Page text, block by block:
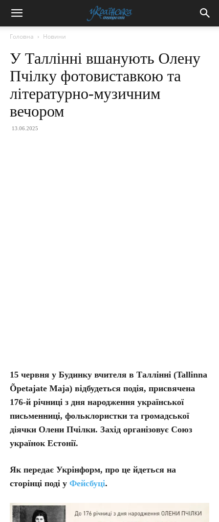
Головна Новини
У Таллінні вшанують Олену
Пчілку фотовиставкою та
літературно-музичним
вечором
13.06.2025
15 червня у Будинку вчителя в Таллінні (Tallinna
Õpetajate Maja) відбудеться подія, присвячена
176-й річниці з дня народження української
письменниці, фольклористки та громадської
діячки Олени Пчілки. Захід організовує Союз
українок Естонії.
Як передає Укрінформ, про це йдеться на
сторінці поді у Фейсбуці.